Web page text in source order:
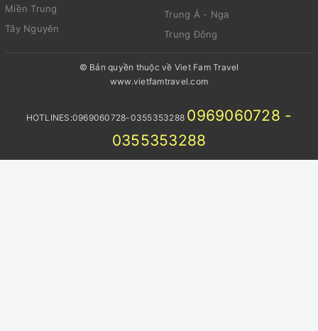
Miền Trung
Tây Nguyên
Trung Á - Nga
Trung Đông
© Bản quyền thuộc về Viet Fam Travel
www.vietfamtravel.com
HOTLINES:0969060728-0355353288 0969060728 -
0355353288